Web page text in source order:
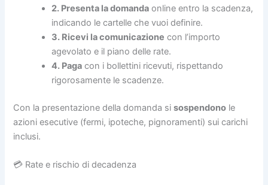
2. Presenta la domanda online entro la scadenza,
indicando le cartelle che vuoi definire.
3. Ricevi la comunicazione con l’importo
agevolato e il piano delle rate.
4. Paga con i bollettini ricevuti, rispettando
rigorosamente le scadenze.
Con la presentazione della domanda sisospendono le
azioni esecutive (fermi, ipoteche, pignoramenti) sui carichi
inclusi.
💳 Rate e rischio di decadenza